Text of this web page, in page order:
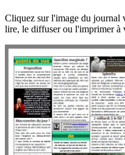
Cliquez sur l'image du journal
lire, le diffuser ou l'imprimer à